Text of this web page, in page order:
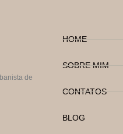
de
HOME
SOBRE MIM
CONTATOS
BLOG